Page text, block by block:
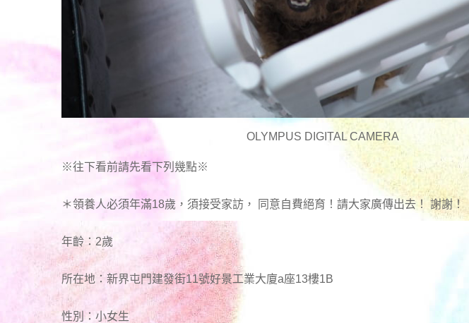
OLYMPUS DIGITAL CAMERA
※往下看前請先看下列幾點※
＊領養人必須年滿18歲，須接受家訪， 同意自費絕育！請大家廣傳出去！ 謝謝！
年齡：2歲
所在地：新界屯門建發街11號好景工業大廈a座13樓1B
性別：小女生